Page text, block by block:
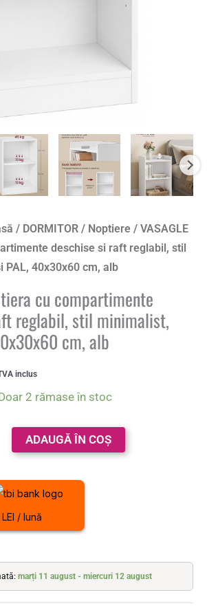
/ DORMITOR / Noptiere / VASAGLE
deschise si raft reglabil, stil
PAL, 40x30x60 cm, alb
cu compartimente
reglabil, stil minimalist,
cm, alb
inclus
2 rămase în stoc
ADAUGĂ ÎN COȘ
/ lună
marți 11 august - miercuri 12 august